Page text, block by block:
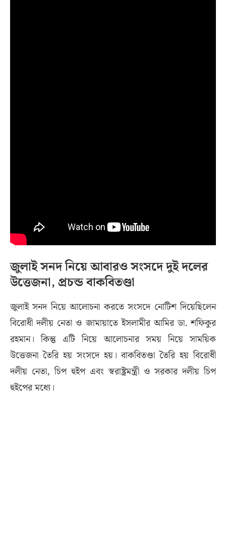
জুলাই সনদ নিয়ে আবারও সংসদে দুই দলের
উত্তেজনা, প্রচন্ড বাকবিতণ্ডা
জুলাই সনদ নিয়ে আলোচনা করতে সংসদে নোটিশ দিয়েছিলেন
বিরোধী দলীয় নেতা ও জামায়াতে ইসলামীর আমির ডা. শফিকুর
রহমান। কিন্তু এটি নিয়ে আলোচনার সময় নিয়ে সাময়িক
উত্তেজনা তৈরি হয় সংসদে হয়। বাকবিতণ্ডা তৈরি হয় বিরোধী
দলীয় নেতা, চিপ হুইপ এবং স্বরাষ্ট্রমন্ত্রী ও সরকার দলীয় চিপ
হুইপের মধ্যে।